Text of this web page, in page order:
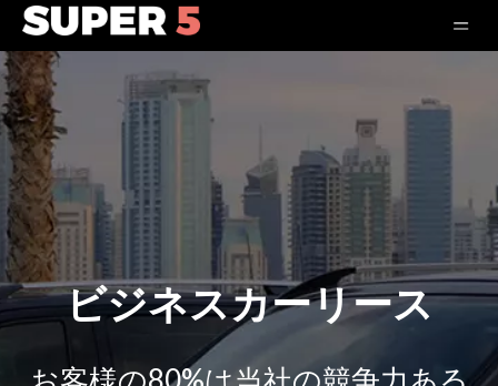
ビジネスカーリース